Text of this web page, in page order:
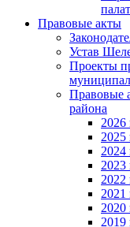
Правовые акты
Устав
Проекты
Правовые
района
2026
2025
2024
2023
2022
2021
2020
2019